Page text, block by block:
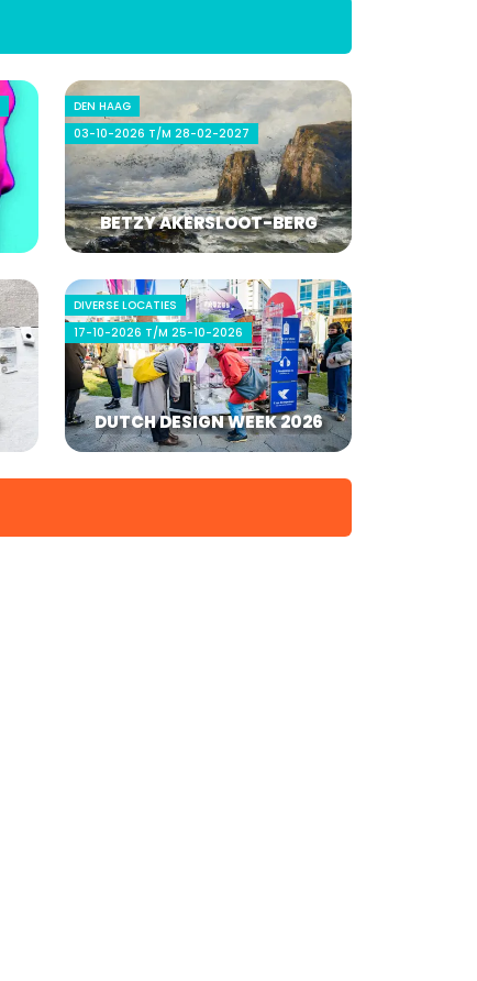
DEN HAAG
03-10-2026 T/M 28-02-2027
BETZY AKERSLOOT-BERG
DIVERSE LOCATIES
17-10-2026 T/M 25-10-2026
DUTCH DESIGN WEEK 2026